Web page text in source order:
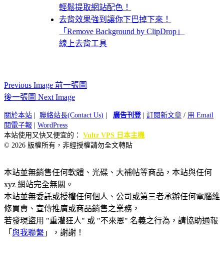
輕鬆提取網站配色！
去背效果強到讓你下巴掉下來！
「Remove Background by ClipDrop」
線上去背工具
Previous Image 前一張圖
後一張圖 Next Image
關於本站 聯絡站長(Contact Us) 廣告刊登| 訂閱新文章 / 用 Email
閱電子報
WordPress
本站使用又快又便宜的： Vultr VPS 日本主機
© 2026 版權所有，非經授權請勿全文轉貼
本站並無銷售任何軟體、光碟、大補帖等商品，本站與任何
xyz 網站完全無關。
本站並無委託或授權任何個人、公司或第三者承辦任何電腦維
修買賣、宣傳推廣或商品銷售之業務，
若發現盜用 "重灌狂人" 或 "不來恩" 名義之行為，請協助通報
「 與我聯繫 」，謝謝！